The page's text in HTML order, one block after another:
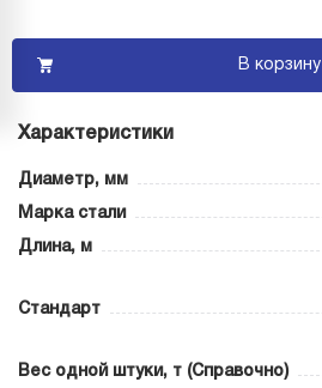
В корзину
Характеристики
Диаметр, мм
Марка стали
Длина, м
Стандарт
Вес одной штуки, т (Справочно)